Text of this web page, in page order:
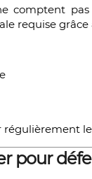
comptent
requise grâce
pour